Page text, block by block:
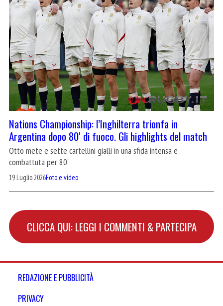
Nations Championship: l’Inghilterra trionfa in
Argentina dopo 80′ di fuoco. Gli highlights del match
Otto mete e sette cartellini gialli in una sfida intensa e
combattuta per 80'
19 Luglio 2026Foto e video
CLICCA QUI: LEGGI I COMMENTI & PARTECIPA
REDAZIONE E PUBBLICITÀ
PRIVACY